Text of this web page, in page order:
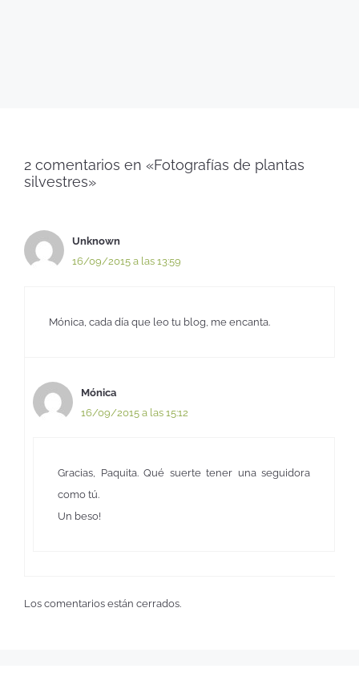
2 comentarios en «Fotografías de plantas
silvestres»
Unknown
16/09/2015 a las 13:59
Mónica, cada día que leo tu blog, me encanta.
Mónica
16/09/2015 a las 15:12
Gracias, Paquita. Qué suerte tener una seguidora
como tú.
Un beso!
Los comentarios están cerrados.